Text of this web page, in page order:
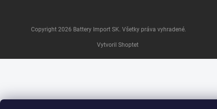
Vytvoril Shoptet
Copyright 2026 Battery Import SK. Všetky práva vyhradené.